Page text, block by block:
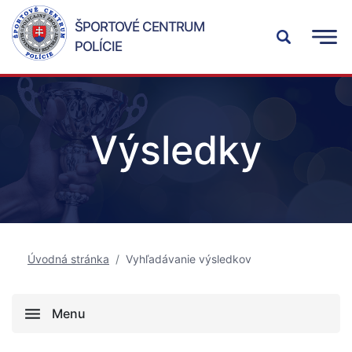
ŠPORTOVÉ CENTRUM
POLÍCIE
Výsledky
Úvodná stránka Vyhľadávanie výsledkov
Menu